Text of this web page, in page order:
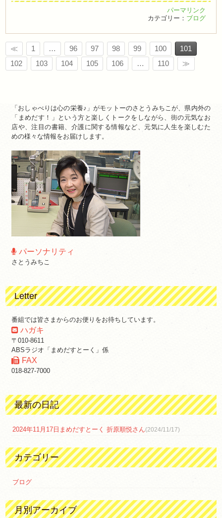
パーマリンク
カテゴリー： ブログ
≪ 1 … 96 97 98 99 100
101
102
103 104 105 106 … 110 ≫
「おしゃべりは心の栄養♪」がモットーのさとうみちこが、県内外の
「まめだす！」という方と楽しくトークをしながら、街の元気なお
店や、注目の書籍、介護に関する情報など、元気に人生を楽しむた
めの様々な情報をお届けします。
パーソナリティ
さとうみちこ
Letter
番組では皆さまからのお便りをお待ちしています。
ハガキ
〒010-8611
ABSラジオ「まめだすとーく」係
FAX
018-827-7000
最新の日記
2024年11月17日まめだすとーく 折原順悦さん(2024/11/17)
カテゴリー
ブログ
月別アーカイブ